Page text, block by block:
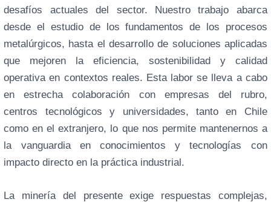
desafíos actuales del sector. Nuestro trabajo abarca
desde el estudio de los fundamentos de los procesos
metalúrgicos, hasta el desarrollo de soluciones aplicadas
que mejoren la eficiencia, sostenibilidad y calidad
operativa en contextos reales. Esta labor se lleva a cabo
en estrecha colaboración con empresas del rubro,
centros tecnológicos y universidades, tanto en Chile
como en el extranjero, lo que nos permite mantenernos a
la vanguardia en conocimientos y tecnologías con
impacto directo en la práctica industrial.
La minería del presente exige respuestas complejas,